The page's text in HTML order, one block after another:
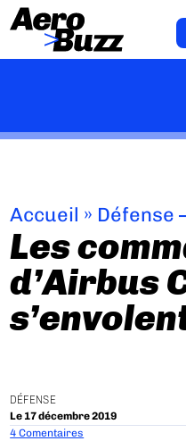
Accueil » Défense
Les
d’Airbus
DÉFENSE
Le 17 décembre 2019
4 Comentaires